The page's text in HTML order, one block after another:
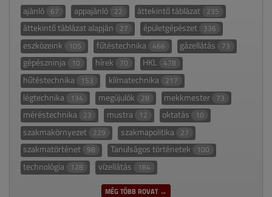
ajánló 67 appajánló 22 áttekintő táblázat 235
áttekintő táblázat alapján 27 épületgépészet 336
eszközeink 105 fűtéstechnika 466 gázellátás 73
gépészninja 10 hírek 70 HKL 478
hűtéstechnika 153 klímatechnika 217
légtechnika 134 megújulók 28 mekkmester 73
méréstechnika 23 mustra 12 oktatás 10
szakmakörnyezet 229 szakmapolitika 27
szakmatörténet 98 Tanulságos történetek 100
technológia 128 vízellátás 184
MÉG TÖBB ROVAT →